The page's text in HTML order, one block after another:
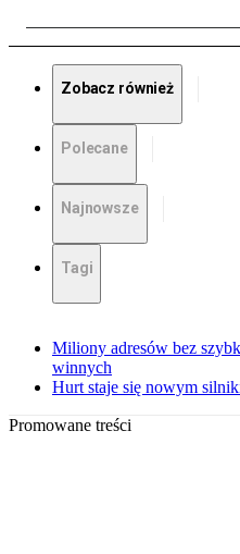
Zobacz również
Polecane
Najnowsze
Tagi
Miliony adresów bez
winnych
Hurt staje się nowym
Promowane treści